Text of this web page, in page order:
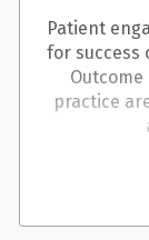
Patient
for success
practice